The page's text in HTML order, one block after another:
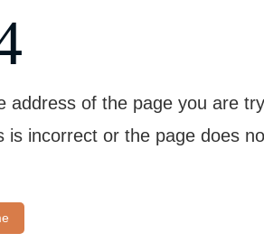
address of the page you are
is incorrect or the page does